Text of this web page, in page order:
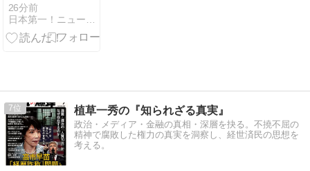
診を8月6日
（原爆の日）
を避けて行く
26分前
日本第一！ニュース録
7 植草一秀の『知られざる真実』
政治・メディア・金融の真相・深層を抉る。不撓不屈の
精神で腐敗した権力の真実を洞察し、経世済民の思想を
考える。